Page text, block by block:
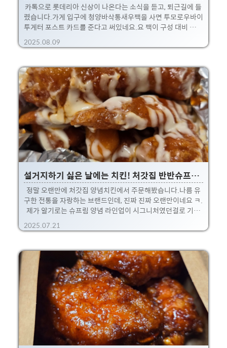
카톡으로 롯데리아 신상이 나온다는 소식을 듣고, 퇴근길에 들
렸습니다.가게 입구에 청양바삭통새우팩을 사면 투모로우바이
투게터 포스트 카드를 준다고 써있네요.요 팩이 구성 대비 가격
이 저렴해서 일단 픽!포스트 카드는 조카를 주기로 했습니다 후
후. (좋아하겠지?!) 이번에 출시한 신상은 2종으로, 청양 바삭
거가 8,400월 시작으로 훨씬 비싸더라구요.아마 통새우 튀김
이 들어가서 그런것 같은데, 일단 저는 제일 비싼 팩을 골라봤
습니다 ㅎㅎ.뭐 이것저것 합쳐진 팩이긴한데... 이제 곧 버거킹
뺨치겠어요..(가격이..) 팩 구성은치즈스틱, 감자튀김, 청양바
삭통새우버거, 음료, 투바투 포스트 카드입니다. 청양고추가 주
제인지라 조금 매콤한 편입니다.하지만 팩에는 ..
2025.08.09
설거지하기 싫은 날에는 치킨! 처갓집 반반슈프림양념치킨
정말 오랜만에 처갓집 양념치킨에서 주문해봤습니다.나름 유
구한 전통을 자랑하는 브랜드인데, 진짜 진짜 오랜만이네요 ㅋ.
제가 알기로는 슈프림 양념 라인업이 시그니처였던걸로 기억
해서 반반으로 주문! 아이는 프라이드살 발라주고, 엄마와 아빠
는 양념을 맛있게 먹었습니다.전체적으로 염지가 거의 안되어
이 아예 없더라구요. 그래서 어린이들 먹기에는 딱 좋긴한데,어
른의 입장에서는 좀 심심하고 양념은 너무 달달해서 뭔가 심심
한 느낌.(요즘 브랜드들에서 매콤한 맛은 거의 기본이라 그른
가.. ㅋ) 양념치킨도 매운맛이 아예 없어서 아이가 입문하기에
도 괜찮겠더라구요.* 근데 입문이 좋은건지는 모르겠음 ㅋㅋ지
금도 프라이드는 소금찍어먹는 아이인데, 양념먹으면 환장할
지도..
2025.07.21